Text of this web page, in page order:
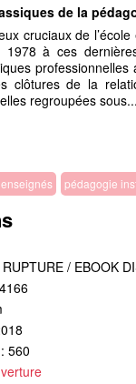
de la
cruciaux de
à ces
clôtures de la
regroupées sous...
pédagogie
/ EBOOK
560